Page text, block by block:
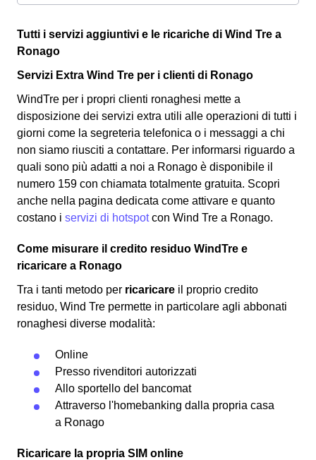
Tutti i servizi aggiuntivi e le ricariche di Wind Tre a
Ronago
Servizi Extra Wind Tre per i clienti di Ronago
WindTre per i propri clienti ronaghesi mette a
disposizione dei servizi extra utili alle operazioni di tutti i
giorni come la segreteria telefonica o i messaggi a chi
non siamo riusciti a contattare. Per informarsi riguardo a
quali sono più adatti a noi a Ronago è disponibile il
numero 159 con chiamata totalmente gratuita. Scopri
anche nella pagina dedicata come attivare e quanto
costano i servizi di hotspotcon Wind Tre a Ronago.
Come misurare il credito residuo WindTre e
ricaricare a Ronago
Tra i tanti metodo per ricaricare il proprio credito
residuo, Wind Tre permette in particolare agli abbonati
ronaghesi diverse modalità:
Online
Presso rivenditori autorizzati
Allo sportello del bancomat
Attraverso l'homebanking dalla propria casa
a Ronago
Ricaricare la propria SIM online